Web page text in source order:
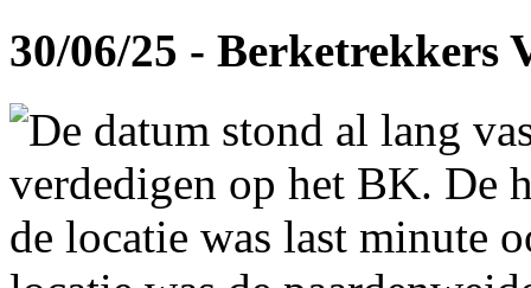
30/06/25 - Berketrekkers
De datum stond al lang
verdedigen op het BK. De
de locatie was last minute